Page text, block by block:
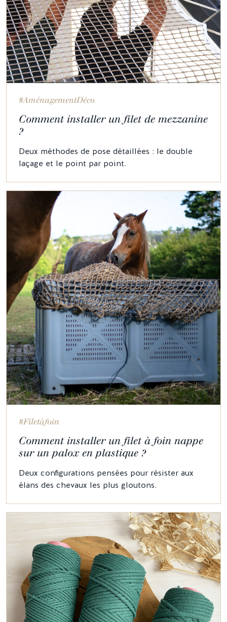
#AménagementDéco
Comment installer un filet de mezzanine
?
Deux méthodes de pose détaillées : le double
laçage et le point par point.
#Filetàfoin
Comment installer un filet à foin nappe
sur un palox en plastique ?
Deux configurations pensées pour résister aux
élans des chevaux les plus gloutons.